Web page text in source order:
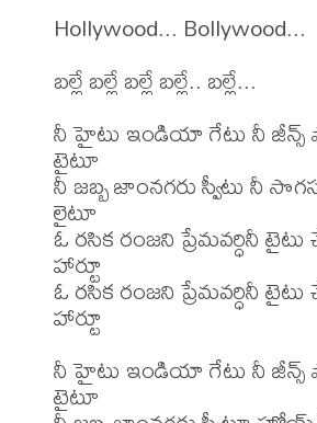
Hollywood... Bollywood...
బల్లే బల్లే బల్లే బల్లే.. బల్లే...
నీ హైటు ఇండియా గేటు నీ
టైటూ
నీ జబ్బ జాంనగరు స్వీటు నీ
లైటూ
ఓ రసిక రంజని ప్రేమవర్ధినీ
హార్టూ
ఓ రసిక రంజని ప్రేమవర్ధినీ
హార్టూ
నీ హైటు ఇండియా గేటు నీ
టైటూ